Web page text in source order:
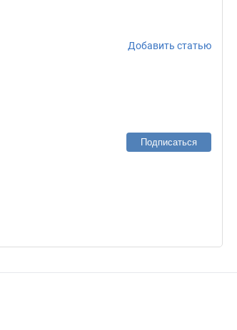
Добавить статью
Подписаться